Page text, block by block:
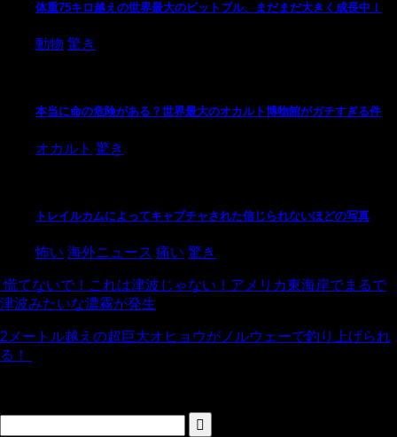
体重75キロ越えの世界最大のピットブル、まだまだ大きく成長中！
動物 驚き
本当に命の危険がある？世界最大のオカルト博物館がガチすぎる件
オカルト 驚き
トレイルカムによってキャプチャされた信じられないほどの写真
怖い 海外ニュース 痛い 驚き
慌てないで！これは津波じゃない！アメリカ東海岸でまるで
津波みたいな濃霧が発生
2メートル越えの超巨大オヒョウがノルウェーで釣り上げられ
る！